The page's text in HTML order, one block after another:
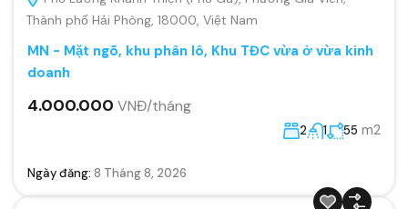
Thành phố Hải Phòng, 18000, Việt Nam
MN - Mặt ngõ, khu phân lô, Khu TĐC vừa ở vừa kinh
doanh
4.000.000 VNĐ/tháng
2 1 55 m2
Ngày đăng: 8 Tháng 8, 2026